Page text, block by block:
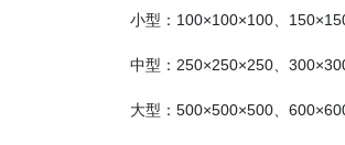
小型：100×100×100、
中型：250×250×250、
大型：500×500×500、